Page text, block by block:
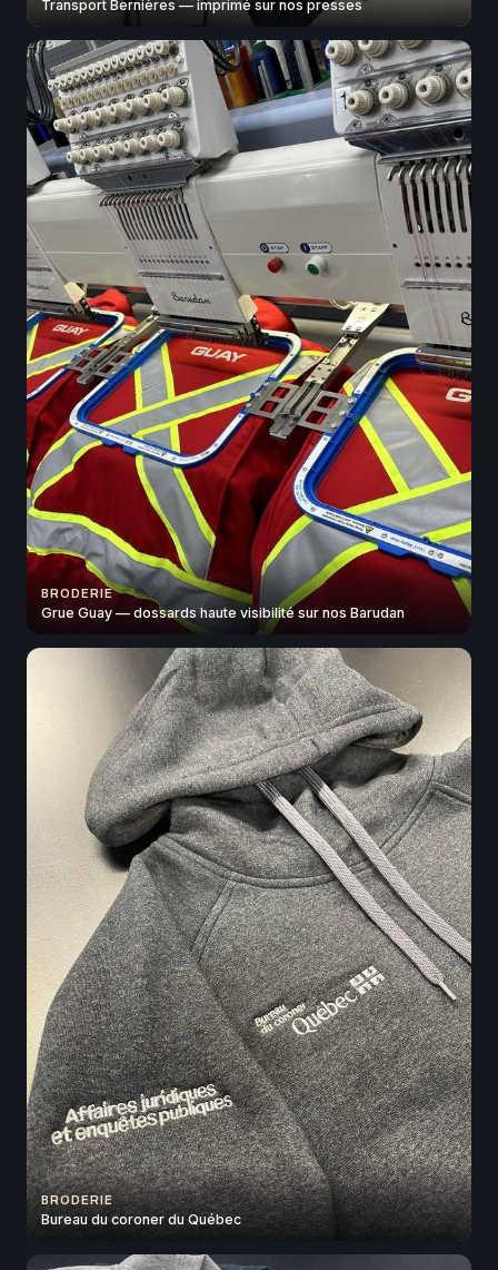
Transport Bernières — imprimé sur nos presses
BRODERIE
Grue Guay — dossards haute visibilité sur nos Barudan
BRODERIE
Bureau du coroner du Québec